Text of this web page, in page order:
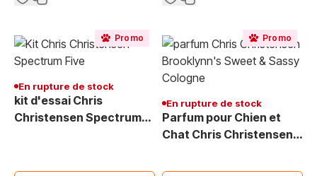
Promo
En rupture de stock
kit d'essai Chris
Christensen Spectrum
Promo
En rupture de stock
Parfum pour Chien et
Chat Chris Christensen
Sassy - Senteur Florale